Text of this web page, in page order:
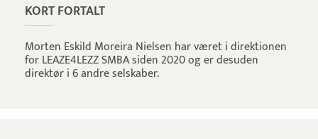
KORT FORTALT
Morten Eskild Moreira Nielsen har været i direktionen
for LEAZE4LEZZ SMBA siden 2020 og er desuden
direktør i 6 andre selskaber.